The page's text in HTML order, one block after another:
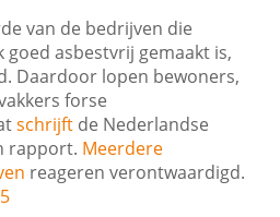
van de bedrijven die
asbestvrij gemaakt is,
Daardoor lopen bewoners,
forse
schrijft de Nederlandse
rapport. Meerdere
reageren verontwaardigd.